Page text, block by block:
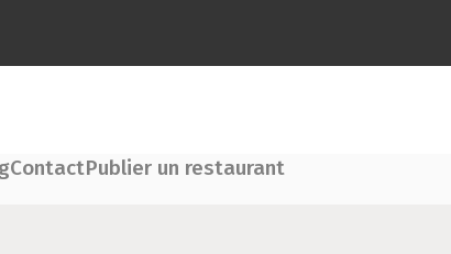
ContactPublier un restaurant